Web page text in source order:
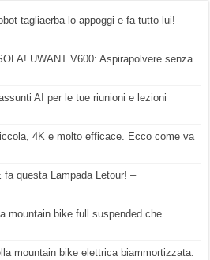
tagliaerba lo appoggi e fa tutto lui!
UWANT V600: Aspirapolvere senza
AI per le tue riunioni e lezioni
4K e molto efficace. Ecco come va
fa questa Lampada Letour! –
mountain bike full suspended che
mountain bike elettrica biammortizzata.